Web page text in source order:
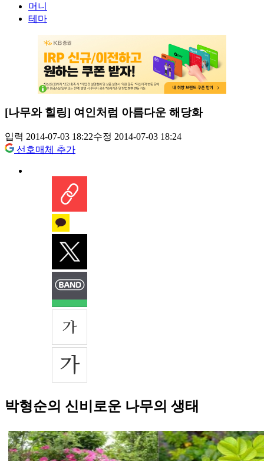
머니
테마
[나무와 힐링] 여인처럼 아름다운 해당화
입력 2014-07-03 18:22수정 2014-07-03 18:24
선호매체 추가
박형순의 신비로운 나무의 생태